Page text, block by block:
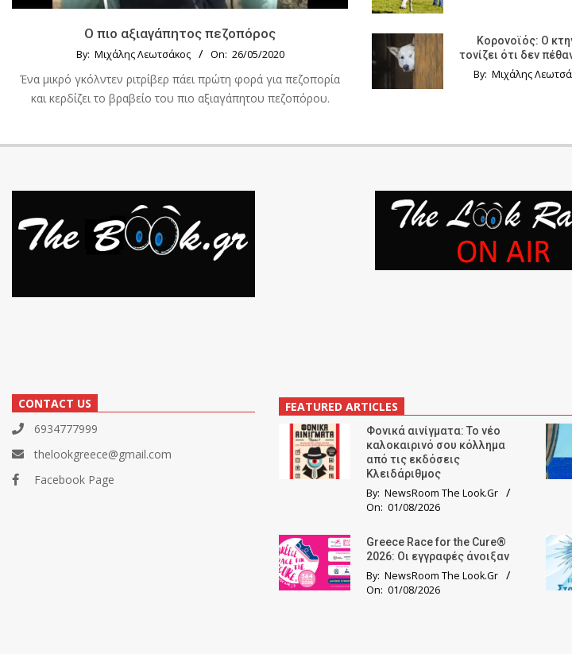
Ο πιο αξιαγάπητος πεζοπόρος
By: Μιχάλης Λεωτσάκος On: 26/05/2020
Ένα μικρό γκόλντεν ριτρίβερ πάει πρώτη φορά για πεζοπορία
και κερδίζει το βραβείο του πιο αξιαγάπητου πεζοπόρου.
Κορονοϊός: Ο
τονίζει ότι δεν
By: Μιχάλης
CONTACT US
6934777999
thelookgreece@gmail.com
Facebook Page
FEATURED ARTICLES
Φονικά αινίγματα: Το νέο
καλοκαιρινό σου κόλλημα
από τις εκδόσεις
Κλειδάριθμος
By: NewsRoom The Look.Gr
On: 01/08/2026
Greece Race for the Cure®
2026: Οι εγγραφές άνοιξαν
By: NewsRoom The Look.Gr
On: 01/08/2026